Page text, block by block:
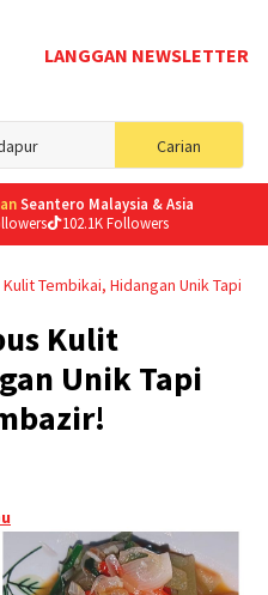
LANGGAN NEWSLETTER
Carian
for:
Seantero Malaysia & Asia
102.1K Followers
Tembikai, Hidangan Unik Tapi
Kulit
Unik Tapi